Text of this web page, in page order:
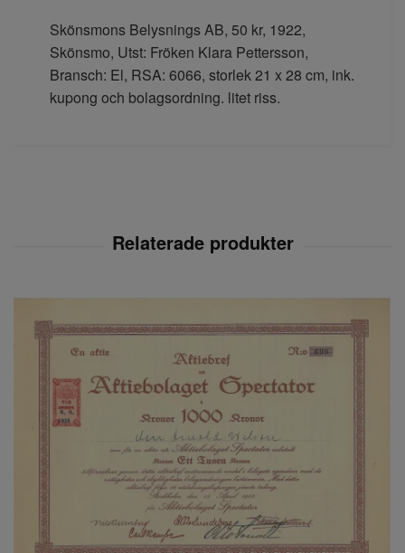
Skönsmons Belysnings AB, 50 kr, 1922,
Skönsmo, Utst: Fröken Klara Pettersson,
Bransch: El, RSA: 6066, storlek 21 x 28 cm, ink.
kupong och bolagsordning. litet riss.